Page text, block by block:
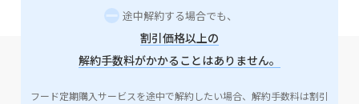
途中解約する場合でも、
割引価格以上の
解約手数料がかかることはありません。
フード定期購入サービスを途中で解約したい場合、解約手数料は割引